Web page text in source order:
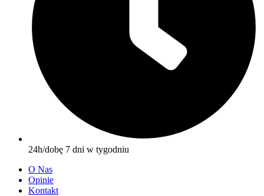
24h/dobę 7 dni w tygodniu
O Nas
Opinie
Kontakt